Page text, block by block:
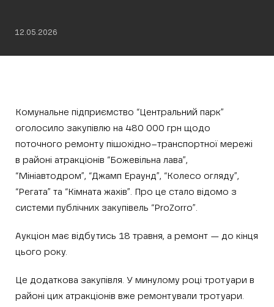
12.05.2026
Комунальне підприємство “Центральний парк”
оголосило закупівлю на 480 000 грн щодо
поточного ремонту пішохідно–транспортної мережі
в районі атракціонів “Божевільна лава”,
“Мініавтодром”, “Джамп Ераунд”, “Колесо огляду”,
“Регата” та “Кімната жахів”. Про це стало відомо з
системи публічних закупівель “ProZorro”.
Аукціон має відбутись 18 травня, а ремонт — до кінця
цього року.
Це додаткова закупівля. У минулому році тротуари в
районі цих атракціонів вже ремонтували тротуари.